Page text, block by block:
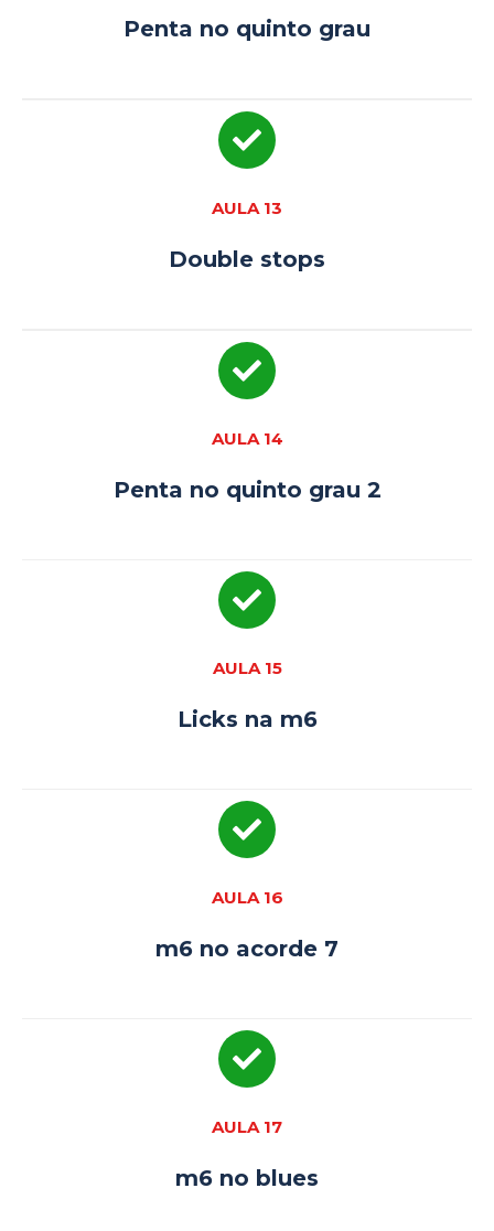
Penta no quinto grau
AULA 13
Double stops
AULA 14
Penta no quinto grau 2
AULA 15
Licks na m6
AULA 16
m6 no acorde 7
AULA 17
m6 no blues